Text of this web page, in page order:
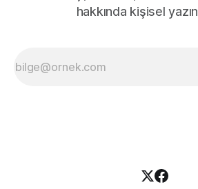
hakkında kişisel